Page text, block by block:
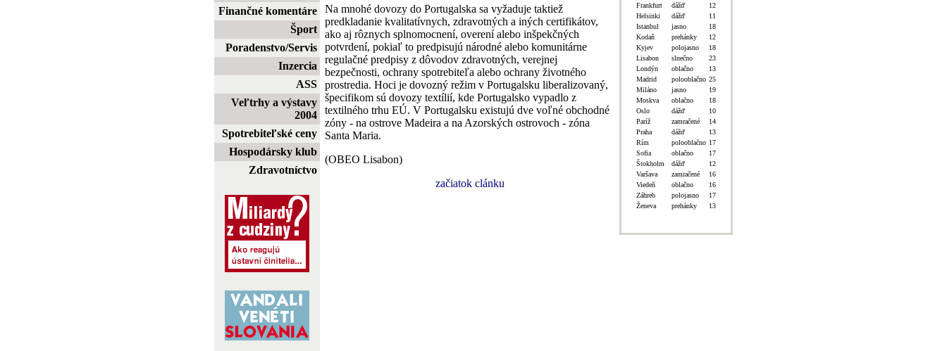
Finančné komentáre
Šport
Poradenstvo/Servis
Inzercia
ASS
Veľtrhy a výstavy
2004
Spotrebiteľské ceny
Hospodársky klub
Zdravotníctvo
Na mnohé dovozy do Portugalska sa vyžaduje taktiež
predkladanie kvalitatívnych, zdravotných a iných certifikátov,
ako aj rôznych splnomocnení, overení alebo inšpekčných
potvrdení, pokiaľ to predpisujú národné alebo komunitárne
regulačné predpisy z dôvodov zdravotných, verejnej
bezpečnosti, ochrany spotrebiteľa alebo ochrany životného
prostredia. Hoci je dovozný režim v Portugalsku liberalizovaný,
špecifikom sú dovozy textílií, kde Portugalsko vypadlo z
textilného trhu EÚ. V Portugalsku existujú dve voľné obchodné
zóny - na ostrove Madeira a na Azorských ostrovoch - zóna
Santa Maria.
(OBEO Lisabon)
začiatok clánku
Frankfurt
dážď
12
Helsinki
dážď
11
Istanbul
jasno
18
Kodaň
prehánky
12
Kyjev
polojasno
18
Lisabon
slnečno
23
Londýn
oblačno
13
Madrid
polooblačno 25
Miláno
jasno
19
Moskva
oblačno
18
Oslo
dážď
10
Paríž
zamračené
14
Praha
dážď
13
Rím
polooblačno 17
Sofia
oblačno
17
Štokholm
dážď
12
Varšava
zamračené
16
Viedeň
oblačno
16
Záhreb
polojasno
17
Ženeva
prehánky 13